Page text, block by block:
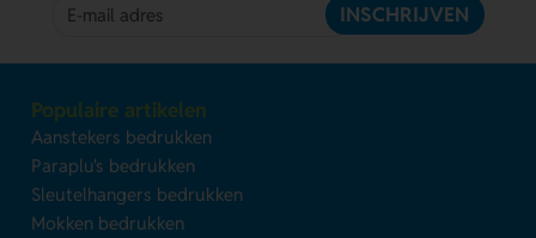
INSCHRIJVEN
Populaire artikelen
Aanstekers bedrukken
Paraplu's bedrukken
Sleutelhangers bedrukken
Mokken bedrukken